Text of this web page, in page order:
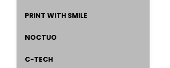
PRINT WITH SMILE
NOCTUO
C-TECH